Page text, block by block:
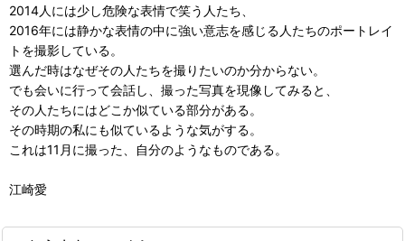
2014人には少し危険な表情で笑う人たち、
2016年には静かな表情の中に強い意志を感じる人たちのポートレイ
トを撮影している。
選んだ時はなぜその人たちを撮りたいのか分からない。
でも会いに行って会話し、撮った写真を現像してみると、
その人たちにはどこか似ている部分がある。
その時期の私にも似ているような気がする。
これは11月に撮った、自分のようなものである。
江崎愛